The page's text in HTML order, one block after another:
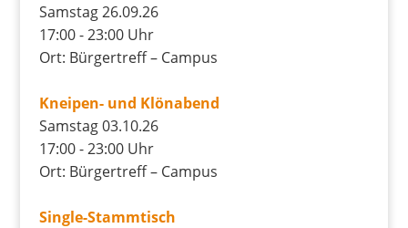
Samstag 26.09.26
17:00 - 23:00 Uhr
Ort: Bürgertreff – Campus
Kneipen- und Klönabend
Samstag 03.10.26
17:00 - 23:00 Uhr
Ort: Bürgertreff – Campus
Single-Stammtisch